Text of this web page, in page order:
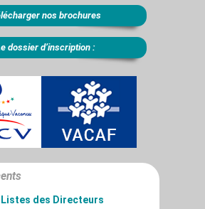
nos brochures
dossier d’inscription :
Listes des Directeurs